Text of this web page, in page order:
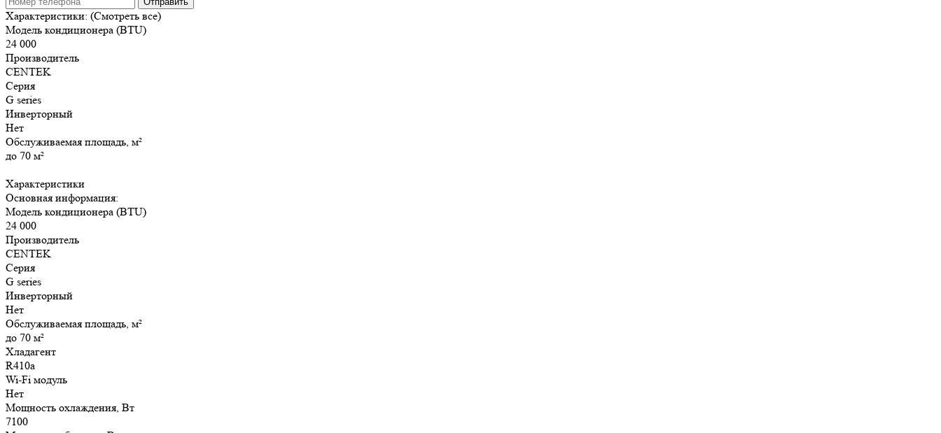
Характеристики: (Смотреть все)
Модель кондиционера (BTU)
24 000
Производитель
CENTEK
Серия
G series
Инверторный
Нет
Обслуживаемая площадь, м²
до 70 м²
Характеристики
Основная информация:
Модель кондиционера (BTU)
24 000
Производитель
CENTEK
Серия
G series
Инверторный
Нет
Обслуживаемая площадь, м²
до 70 м²
Хладагент
R410a
Wi-Fi модуль
Нет
Мощность охлаждения, Вт
7100